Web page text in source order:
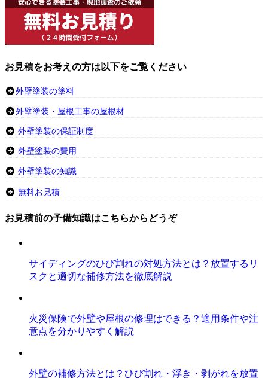
お見積をお考えの方は以下をご覧ください
外壁塗装の塗料
外壁塗装・屋根工事の屋根材
外壁塗装の保証制度
外壁塗装の費用
外壁塗装の知識
無料お見積
お見積前の予備知識はこちらからどうぞ
サイディングのひび割れの対処方法とは？放置するリ
スクと適切な補修方法を徹底解説
火災保険で外壁や屋根の修理はできる？適用条件や注
意点を分かりやすく解説
外壁の補修方法とは？ひび割れ・浮き・剥がれを放置